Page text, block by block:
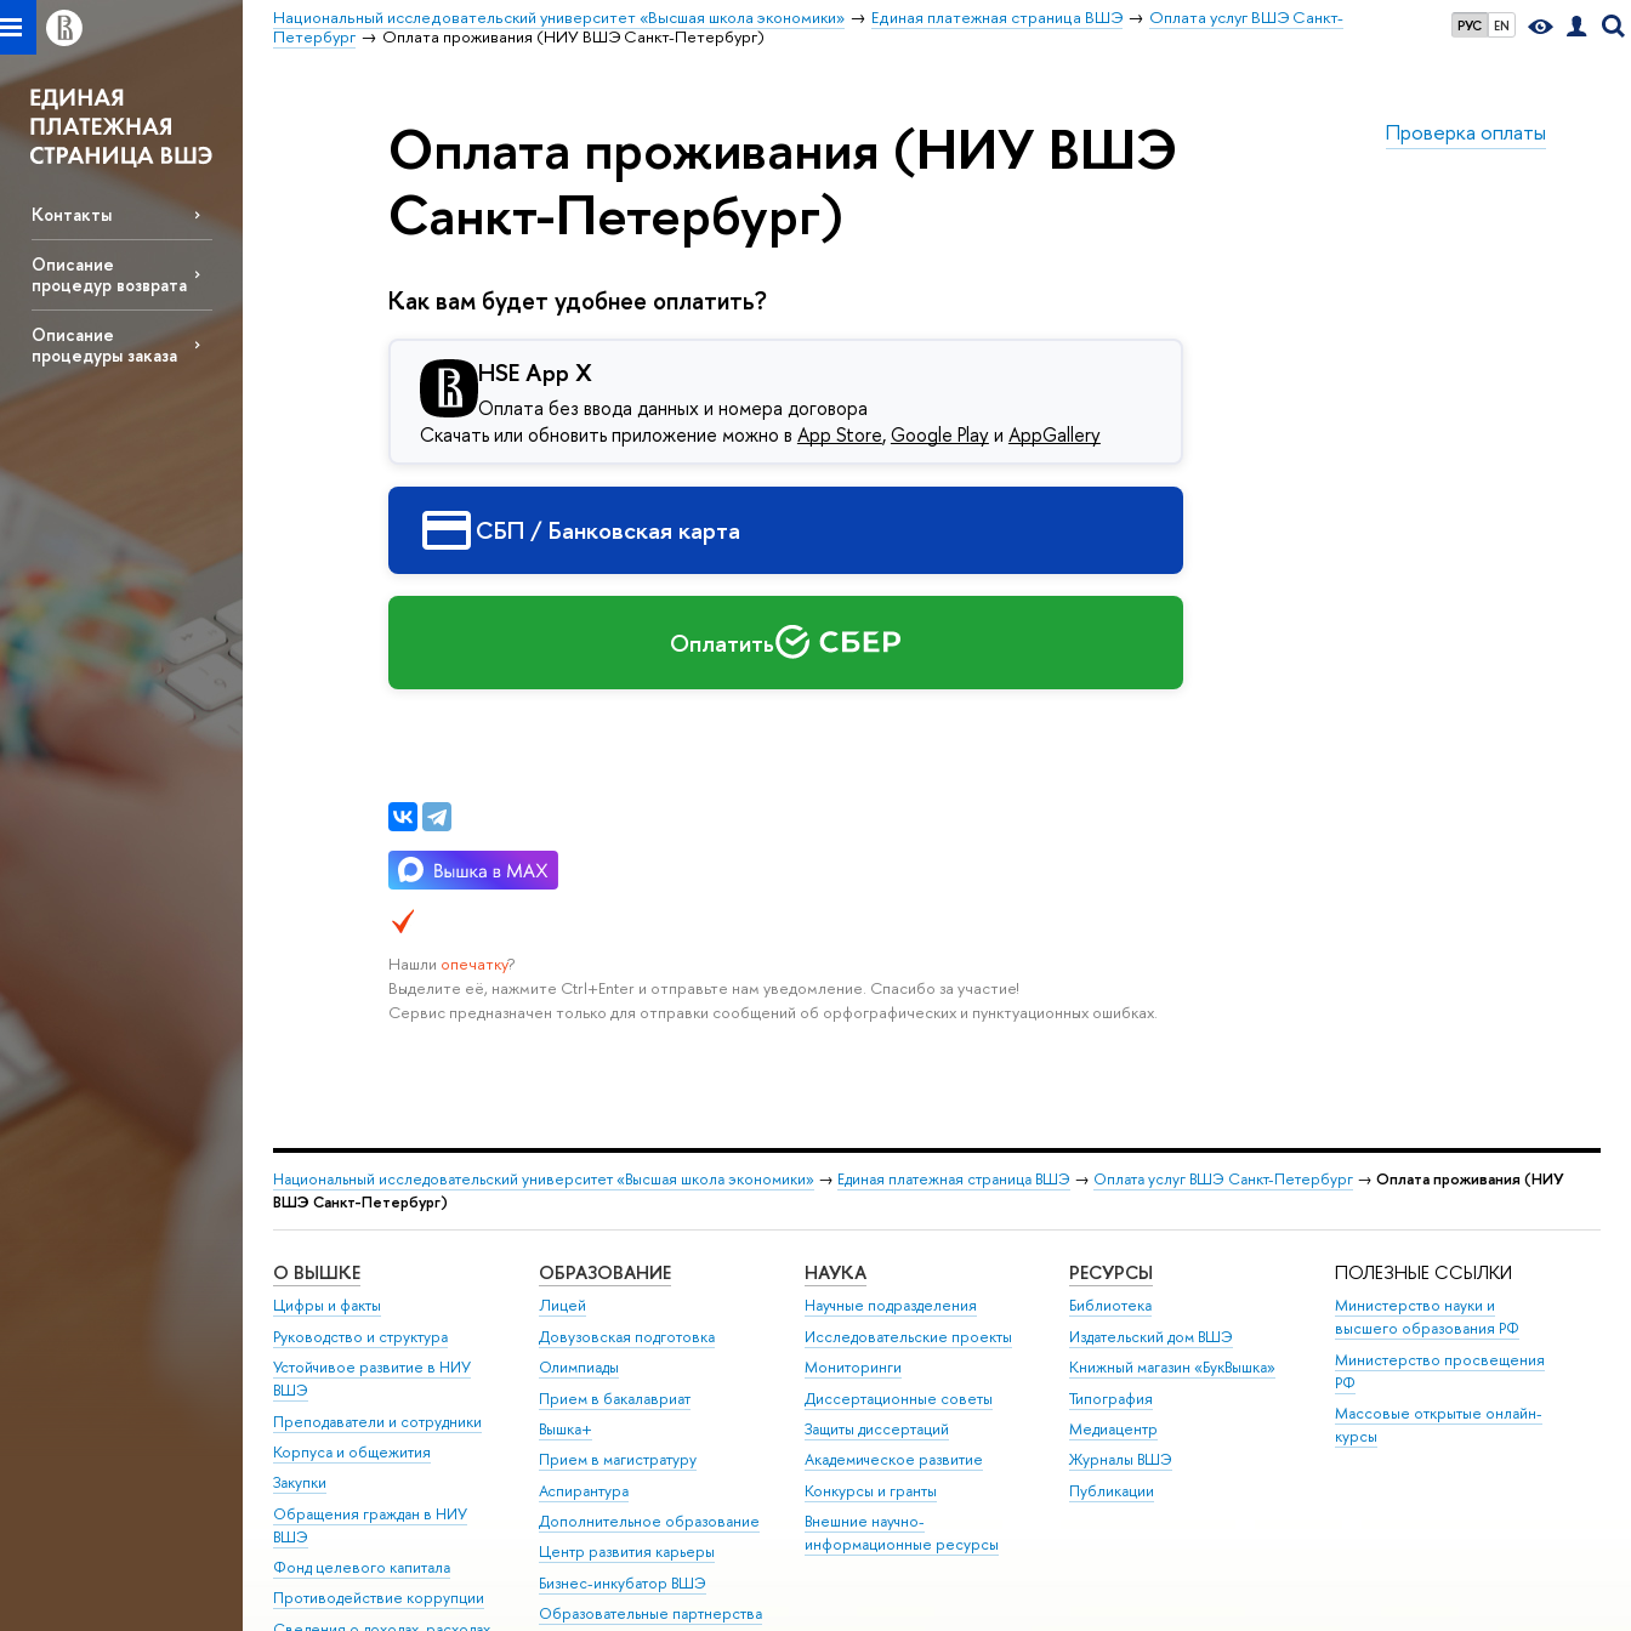
РУС EN
Национальный исследовательский университет «Высшая школа экономики» Единая платежная страница ВШЭ
Оплата услуг ВШЭ Санкт-
Петербург
Оплата проживания (НИУ ВШЭ Санкт-Петербург)
Контакты
Описание
процедур возврата
Описание
процедуры заказа
Проверка оплаты
Оплата проживания (НИУ ВШЭ
Санкт-Петербург)
Как вам будет удобнее оплатить?
HSE App X
Оплата без ввода данных и номера договора
Скачать или обновить приложение можно в App Store,Google Playи AppGallery
СБП / Банковская карта
Оплатить
Нашли опечатку?
Выделите её, нажмите Ctrl+Enter и отправьте нам уведомление. Спасибо за участие!
Сервис предназначен только для отправки сообщений об орфографических и пунктуационных ошибках.
Национальный исследовательский университет «Высшая школа экономики» → Единая платежная страница ВШЭ → Оплата услуг ВШЭ Санкт-Петербург → Оплата проживания (НИУ
ВШЭ Санкт-Петербург)
О ВЫШКЕ
Цифры и факты
Руководство и структура
Устойчивое развитие в НИУ
ВШЭ
Преподаватели и сотрудники
Корпуса и общежития
Закупки
Обращения граждан в НИУ
ВШЭ
Фонд целевого капитала
Противодействие коррупции
ОБРАЗОВАНИЕ
Лицей
Довузовская подготовка
Олимпиады
Прием в бакалавриат
Вышка+
Прием в магистратуру
Аспирантура
Дополнительное образование
Центр развития карьеры
Бизнес-инкубатор ВШЭ
Образовательные партнерства
НАУКА
Научные подразделения
Исследовательские проекты
Мониторинги
Диссертационные советы
Защиты диссертаций
Академическое развитие
Конкурсы и гранты
Внешние научно-
информационные ресурсы
РЕСУРСЫ
Библиотека
Издательский дом ВШЭ
Книжный магазин «БукВышка»
Типография
Медиацентр
Журналы ВШЭ
Публикации
ПОЛЕЗНЫЕ ССЫЛКИ
Министерство науки и
высшего образования РФ
Министерство просвещения
РФ
Массовые открытые онлайн-
курсы